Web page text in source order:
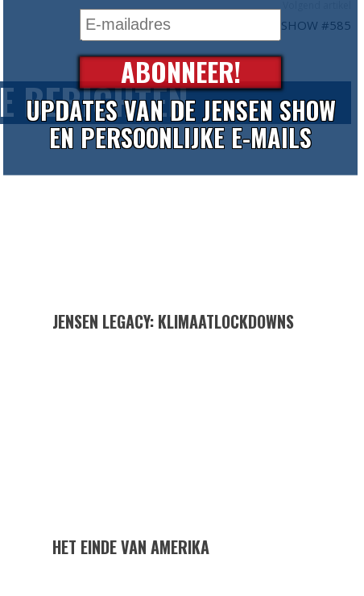
IK BEN ER KLAAR MEE - DE JENSEN SHOW #585
BERICHTEN
JENSEN LEGACY: KLIMAATLOCKDOWNS
HET EINDE VAN AMERIKA
ABONNEER!
UPDATES VAN DE JENSEN SHOW
EN PERSOONLIJKE E-MAILS